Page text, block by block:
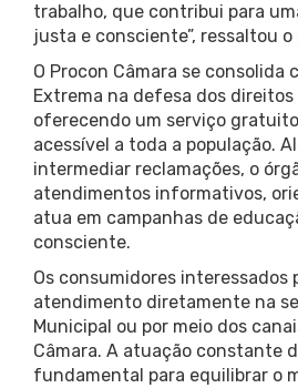
trabalho, que contribui para
justa e consciente”, ressaltou
O Procon Câmara se consolida
Extrema na defesa dos
oferecendo um serviço
acessível a toda a população.
intermediar reclamações, o
atendimentos informativos,
atua em campanhas de
consciente.
Os consumidores interessados
atendimento diretamente na
Municipal ou por meio dos
Câmara. A atuação constante
fundamental para equilibrar o